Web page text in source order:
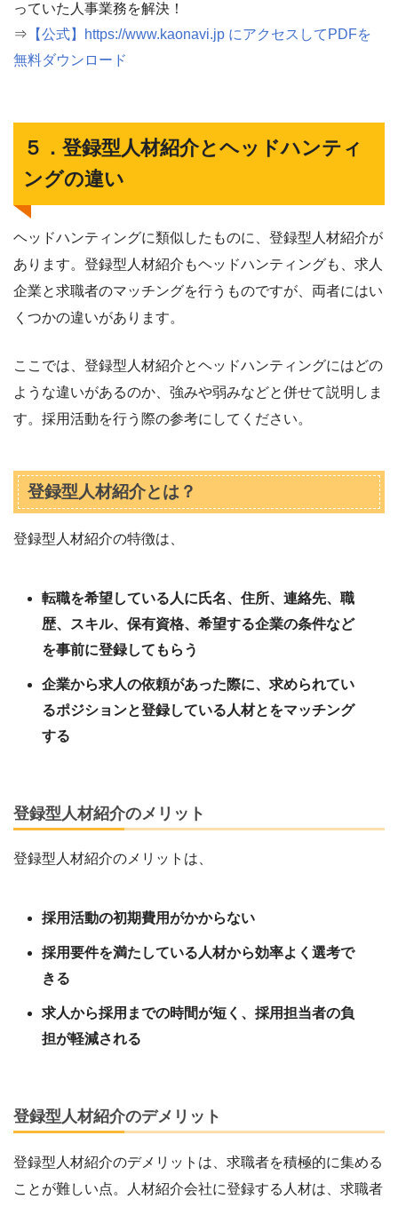
っていた人事業務を解決！
⇒ 【公式】https://www.kaonavi.jp にアクセスしてPDFを
無料ダウンロード
５．登録型人材紹介とヘッドハンティ
ングの違い
ヘッドハンティングに類似したものに、登録型人材紹介が
あります。登録型人材紹介もヘッドハンティングも、求人
企業と求職者のマッチングを行うものですが、両者にはい
くつかの違いがあります。
ここでは、登録型人材紹介とヘッドハンティングにはどの
ような違いがあるのか、強みや弱みなどと併せて説明しま
す。採用活動を行う際の参考にしてください。
登録型人材紹介とは？
登録型人材紹介の特徴は、
転職を希望している人に氏名、住所、連絡先、職
歴、スキル、保有資格、希望する企業の条件など
を事前に登録してもらう
企業から求人の依頼があった際に、求められてい
るポジションと登録している人材とをマッチング
する
登録型人材紹介のメリット
登録型人材紹介のメリットは、
採用活動の初期費用がかからない
採用要件を満たしている人材から効率よく選考で
きる
求人から採用までの時間が短く、採用担当者の負
担が軽減される
登録型人材紹介のデメリット
登録型人材紹介のデメリットは、求職者を積極的に集める
ことが難しい点。人材紹介会社に登録する人材は、求職者